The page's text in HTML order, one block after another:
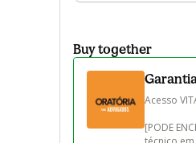
Buy together
Acesso
[PODE